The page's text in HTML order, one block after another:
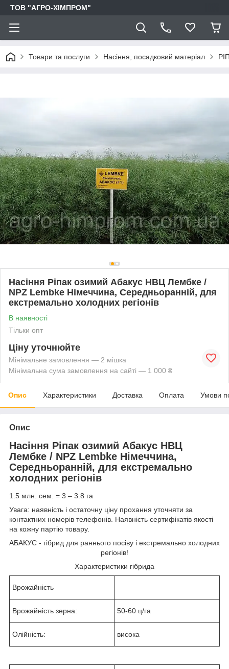
ТОВ "АГРО-ХІМПРОМ"
Товари та послуги Насіння, посадковий матеріал
Насіння Ріпак озимий Абакус НВЦ Лембке /
NPZ Lembke Німеччина, Середньоранній, для
екстремально холодних регіонів
В наявності
Тільки опт
Ціну уточнюйте
Мінімальне замовлення — 2 мішка
Мінімальна сума замовлення на сайті — 1 000 ₴
Опис Характеристики Доставка Оплата Умови
Опис
Насіння Ріпак озимий Абакус НВЦ
Лембке / NPZ Lembke Німеччина,
Середньоранній, для екстремально
холодних регіонів
1.5 млн. сем. = 3 – 3.8 га
Увага: наявність і остаточну ціну прохання уточняти за
контактних номерів телефонів. Наявність сертифікатів якості
на кожну партію товару.
АБАКУС - гібрид для раннього посіву і екстремально холодних
регіонів!
Характеристики гібрида
Врожайність
Врожайність зерна: 50-60 ц/га
Олійність: висока